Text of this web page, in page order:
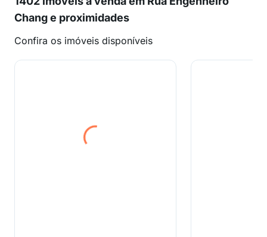
Chang e proximidades
Confira os imóveis disponíveis